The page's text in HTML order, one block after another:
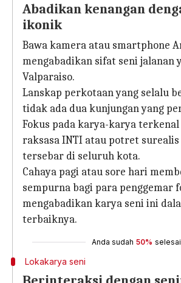
Abadikan kenangan
ikonik
Bawa kamera atau smartphone
mengabadikan sifat seni jalanan
Valparaiso.
Lanskap perkotaan yang selalu
tidak ada dua kunjungan yang
Fokus pada karya-karya
raksasa INTI atau potret surealis
tersebar di seluruh kota.
Cahaya pagi atau sore hari
sempurna bagi para penggemar
mengabadikan karya seni ini
terbaiknya.
Anda sudah 50% selesai
Lokakarya seni